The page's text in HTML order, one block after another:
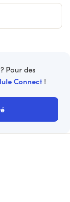
Pour des
Connect !